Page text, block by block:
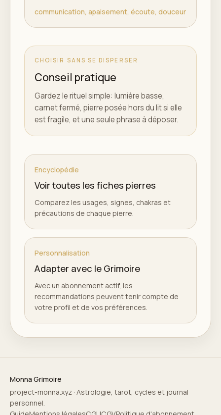
communication, apaisement, écoute, douceur
CHOISIR SANS SE DISPERSER
Conseil pratique
Gardez le rituel simple: lumière basse,
carnet fermé, pierre posée hors du lit si elle
est fragile, et une seule phrase à déposer.
Encyclopédie
Voir toutes les fiches pierres
Comparez les usages, signes, chakras et
précautions de chaque pierre.
Personnalisation
Adapter avec le Grimoire
Avec un abonnement actif, les
recommandations peuvent tenir compte de
votre profil et de vos préférences.
Monna Grimoire
project-monna.xyz · Astrologie, tarot, cycles et journal
personnel.